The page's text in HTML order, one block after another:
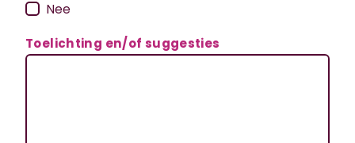
Nee
Toelichting en/of suggesties